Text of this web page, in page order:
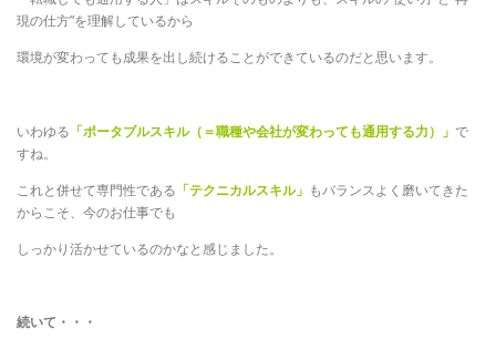
現の仕方”を理解しているから
環境が変わっても成果を出し続けることができているのだと思います。
いわゆる 「ポータブルスキル（＝職種や会社が変わっても通用する力）」 で
すね。
これと併せて専門性である 「テクニカルスキル」 もバランスよく磨いてきた
からこそ、今のお仕事でも
しっかり活かせているのかなと感じました。
続いて・・・